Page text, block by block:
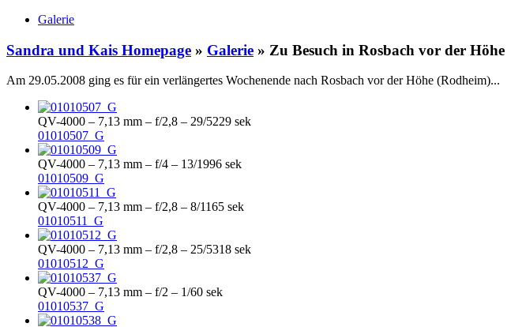
Galerie
Sandra und Kais Homepage » Galerie » Zu Besuch in Rosbach vor der Höhe
Am 29.05.2008 ging es für ein verlängertes Wochenende nach Rosbach vor der Höhe (Rodheim)...
QV-4000 – 7,13 mm – f/2,8 – 29/5229 sek
01010507_G
QV-4000 – 7,13 mm – f/4 – 13/1996 sek
01010509_G
QV-4000 – 7,13 mm – f/2,8 – 8/1165 sek
01010511_G
QV-4000 – 7,13 mm – f/2,8 – 25/5318 sek
01010512_G
QV-4000 – 7,13 mm – f/2 – 1/60 sek
01010537_G